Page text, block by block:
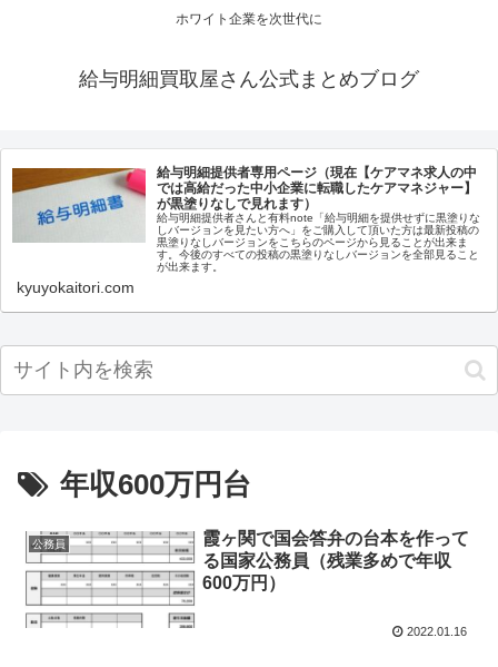
ホワイト企業を次世代に
給与明細買取屋さん公式まとめブログ
給与明細提供者専用ページ（現在【ケアマネ求人の中
では高給だった中小企業に転職したケアマネジャー】
が黒塗りなしで見れます）
給与明細提供者さんと有料note「給与明細を提供せずに黒塗りな
しバージョンを見たい方へ」をご購入して頂いた方は最新投稿の
黒塗りなしバージョンをこちらのページから見ることが出来ま
す。今後のすべての投稿の黒塗りなしバージョンを全部見ること
が出来ます。
kyuyokaitori.com
年収600万円台
公務員
霞ヶ関で国会答弁の台本を作って
る国家公務員（残業多めで年収
600万円）
2022.01.16